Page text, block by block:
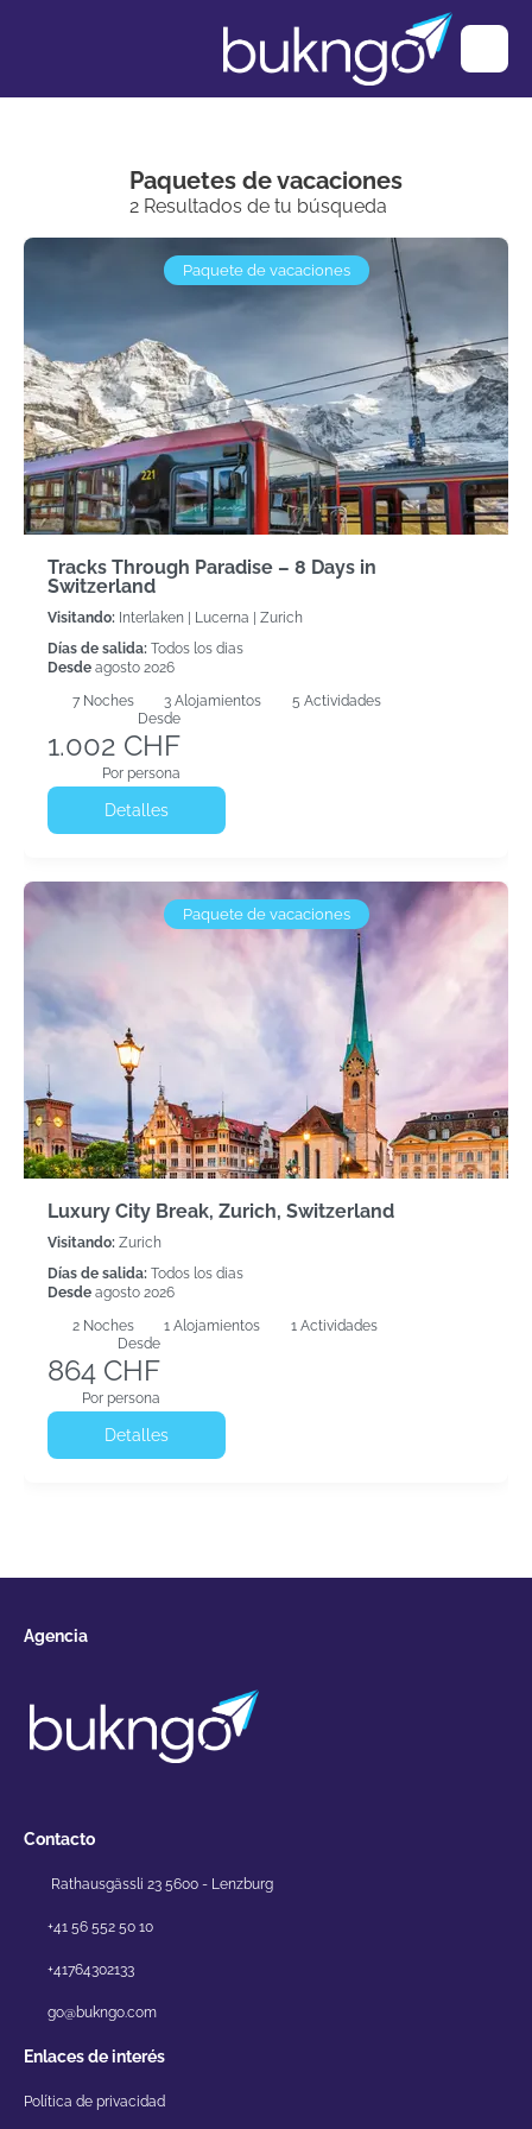
Paquetes de vacaciones
2 Resultados de tu búsqueda
Paquete de vacaciones
Tracks Through Paradise – 8 Days in
Switzerland
Visitando: Interlaken | Lucerna |
Zurich
Días de salida: Todos los dias
Desde agosto 2026
7 Noches 3 Alojamientos
5 Actividades
Desde
1.002 CHF
Por persona
Detalles
Paquete de vacaciones
Luxury City Break, Zurich, Switzerland
Visitando: Zurich
Días de salida: Todos los dias
Desde agosto 2026
2 Noches 1 Alojamientos
1 Actividades
Desde
864 CHF
Por persona
Detalles
Agencia
Contacto
Rathausgässli 23 5600 - Lenzburg
+41 56 552 50 10
+41764302133
go@bukngo.com
Enlaces de interés
Política de privacidad